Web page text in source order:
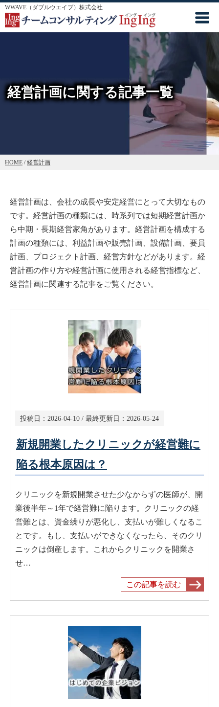
WWAVE（ダブルウエイブ）株式会社
経営計画に関する記事一覧
HOME /経営計画
経営計画は、会社の成長や安定経営にとって大切なもの
です。経営計画の種類には、時系列では短期経営計画か
ら中期・長期経営家角があります。経営計画を構成する
計画の種類には、利益計画や販売計画、設備計画、要員
計画、プロジェクト計画、経営方針などがあります。経
営計画の作り方や経営計画に使用される経営指標など、
経営計画に関連する記事をご覧ください。
投稿日： 2026-04-10 / 最終更新日： 2026-05-24
新規開業したクリニックが経営難に
陥る根本原因は？
クリニックを新規開業させた少なからずの医師が、開
業後半年～1年で経営難に陥ります。クリニックの経
営難とは、資金繰りが悪化し、支払いが難しくなるこ
とです。もし、支払いができなくなったら、そのクリ
ニックは倒産します。これからクリニックを開業さ
せ…
この記事を読む